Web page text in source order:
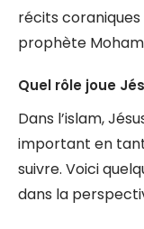
récits
prophète
Quel rôle joue
Dans l’islam,
important en
suivre. Voici
dans la